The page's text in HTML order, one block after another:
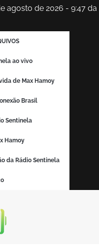
agosto de 2026 - 9:47 da
ao vivo
de Max Hamoy
Brasil
Sentinela
Hamoy
da Rádio Sentinela